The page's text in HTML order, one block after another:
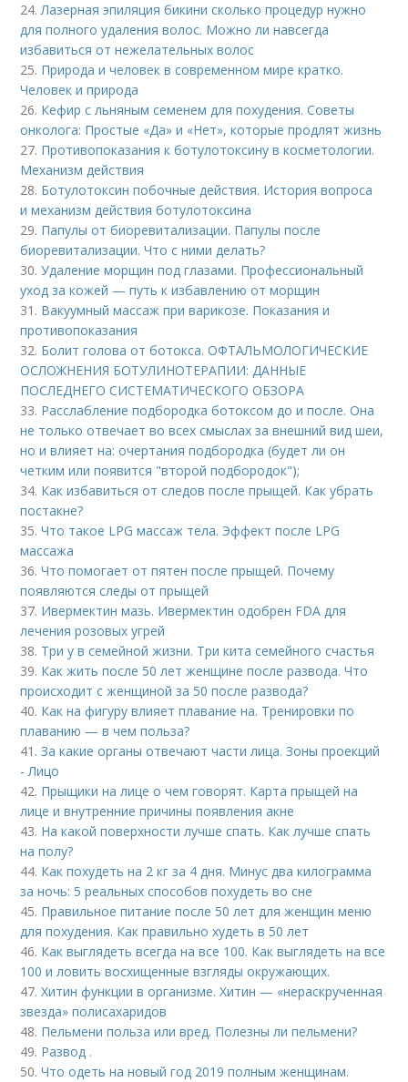
24.Лазерная эпиляция бикини сколько процедур нужно
для полного удаления волос. Можно ли навсегда
избавиться от нежелательных волос
25. Природа и человек в современном мире кратко.
Человек и природа
26. Кефир с льняным семенем для похудения. Советы
онколога: Простые «Да» и «Нет», которые продлят жизнь
27. Противопоказания к ботулотоксину в косметологии.
Механизм действия
28. Ботулотоксин побочные действия. История вопроса
и механизм действия ботулотоксина
29. Папулы от биоревитализации. Папулы после
биоревитализации. Что с ними делать?
30.Удаление морщин под глазами. Профессиональный
уход за кожей — путь к избавлению от морщин
31. Вакуумный массаж при варикозе. Показания и
противопоказания
32. Болит голова от ботокса. ОФТАЛЬМОЛОГИЧЕСКИЕ
ОСЛОЖНЕНИЯ БОТУЛИНОТЕРАПИИ: ДАННЫЕ
ПОСЛЕДНЕГО СИСТЕМАТИЧЕСКОГО ОБЗОРА
33. Расслабление подбородка ботоксом до и после. Она
не только отвечает во всех смыслах за внешний вид шеи,
но и влияет на: очертания подбородка (будет ли он
четким или появится "второй подбородок");
34. Как избавиться от следов после прыщей. Как убрать
постакне?
35.Что такое LPG массаж тела. Эффект после LPG
массажа
36.Что помогает от пятен после прыщей. Почему
появляются следы от прыщей
37. Ивермектин мазь. Ивермектин одобрен FDA для
лечения розовых угрей
38. Три у в семейной жизни. Три кита семейного счастья
39. Как жить после 50 лет женщине после развода. Что
происходит с женщиной за 50 после развода?
40. Как на фигуру влияет плавание на. Тренировки по
плаванию — в чем польза?
41.За какие органы отвечают части лица. Зоны проекций
- Лицо
42. Прыщики на лице о чем говорят. Карта прыщей на
лице и внутренние причины появления акне
43. На какой поверхности лучше спать. Как лучше спать
на полу?
44. Как похудеть на 2 кг за 4 дня. Минус два килограмма
за ночь: 5 реальных способов похудеть во сне
45. Правильное питание после 50 лет для женщин меню
для похудения. Как правильно худеть в 50 лет
46. Как выглядеть всегда на все 100. Как выглядеть на все
100 и ловить восхищенные взгляды окружающих.
47.Хитин функции в организме. Хитин — «нераскрученная
звезда» полисахаридов
48. Пельмени польза или вред. Полезны ли пельмени?
49. Развод .
50.Что одеть на новый год 2019 полным женщинам.